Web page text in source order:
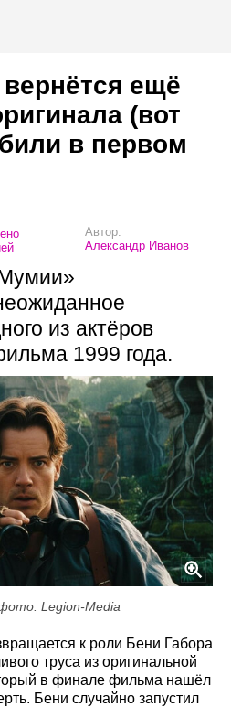
ещё
(вот
в первом
Автор:
Александр Иванов
из актёров
1999 года.
Legion-Media
к роли Бени Габора
труса из оригинальной
в финале фильма нашёл
Бени случайно запустил